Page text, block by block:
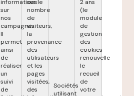
informations
sur
nos
campagnes.
Il
permet
ainsi
de
réaliser
un
suivi
de
sur le
nombre
de
visiteurs,
la
provenance
des
utilisateurs
et les
pages
visitées,
des
Sociétés
utilisant
2 ans
(le
module
de
gestion
des
cookies
renouvelle
le
recueil
de
votre